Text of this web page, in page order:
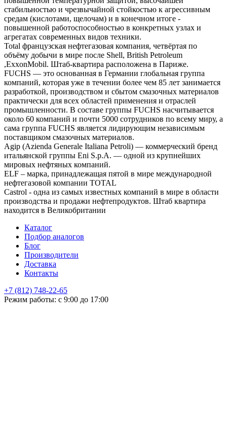
стабильностью и чрезвычайной стойкостью к агрессивным
средам (кислотами, щелочам) и в конечном итоге -
повышенной работоспособностью в конкретных узлах и
агрегатах современных видов техники.
Total французская нефтегазовая компания, четвёртая по
объёму добычи в мире после Shell, British Petroleum
,ExxonMobil. Штаб-квартира расположена в Париже.
FUCHS — это основанная в Германии глобальная группа
компаний, которая уже в течении более чем 85 лет занимается
разработкой, производством и сбытом смазочных материалов
практически для всех областей применения и отраслей
промышленности. В составе группы FUCHS насчитывается
около 60 компаний и почти 5000 сотрудников по всему миру, а
сама группа FUCHS является лидирующим независимым
поставщиком смазочных материалов.
Agip (Azienda Generale Italiana Petroli) — коммерческий бренд
итальянской группы Eni S.p.A. — одной из крупнейших
мировых нефтяных компаний.
ELF – марка, принадлежащая пятой в мире международной
нефтегазовой компании TOTAL
Castrol - одна из самых известных компаний в мире в области
производства и продажи нефтепродуктов. Штаб квартира
находится в Великобритании
Каталог
Подбор аналогов
Блог
Производители
Доставка
Контакты
+7 (812) 748-22-65
Режим работы: с 9:00 до 17:00
НЕ НАШЛИ ЧТО ИСКАЛИ